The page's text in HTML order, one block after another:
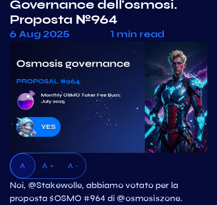
Governance dell'osmosi.
Proposta №964
6 Aug 2025 1 min read
A A + A -
Noi, @Stakewolle, abbiamo votato per la
proposta $OSMO #964 di @osmosiszone.